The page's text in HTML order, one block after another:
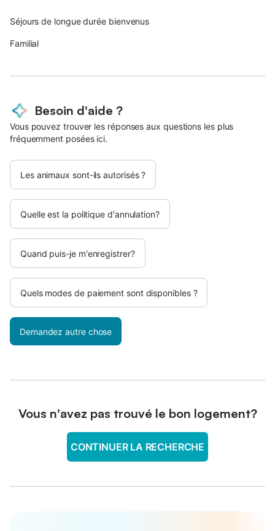
Séjours de longue durée bienvenus
Familial
Besoin d'aide ?
Vous pouvez trouver les réponses aux questions les plus
fréquemment posées ici.
Les animaux sont-ils autorisés ?
Quelle est la politique d'annulation?
Quand puis-je m'enregistrer?
Quels modes de paiement sont disponibles ?
Demandez autre chose
Vous n'avez pas trouvé le bon logement?
CONTINUER LA RECHERCHE